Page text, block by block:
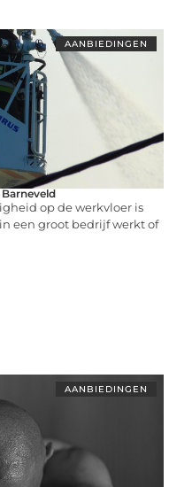
AANBIEDINGEN
op de werkvloer is
een groot bedrijf werkt of
AANBIEDINGEN